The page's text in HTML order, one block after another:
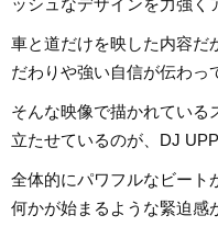
ッシュなデザインを力強く
車と道だけを映した内容だ
だわりや強い自信が伝わっ
そんな映像で描かれている
立たせているのが、DJ
全体的にパワフルなビート
何かが始まるような緊迫感